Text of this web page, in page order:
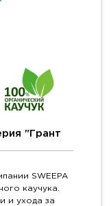
"Грант
SWEEPA
каучука.
и ухода за